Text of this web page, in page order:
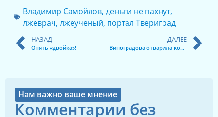
Владимир Самойлов, деньги не пахнут,
лжеврач, лжеученый, портал Твериград
НАЗАД
Опять «двойка»!
ДАЛЕЕ
Виноградова отварила колитку
Нам важно ваше мнение
Комментарии без